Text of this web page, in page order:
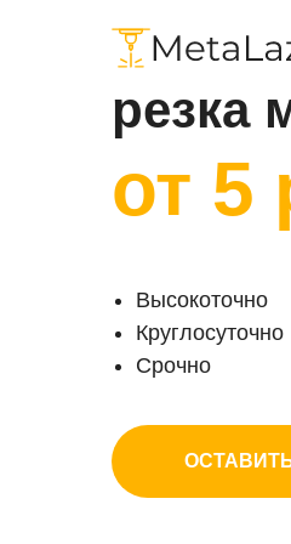
резка
от 5
Высокоточно
Круглосуточно
Срочно